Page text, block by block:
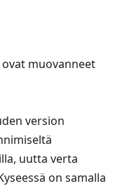
ovat muovanneet
version
uutta verta
on samalla